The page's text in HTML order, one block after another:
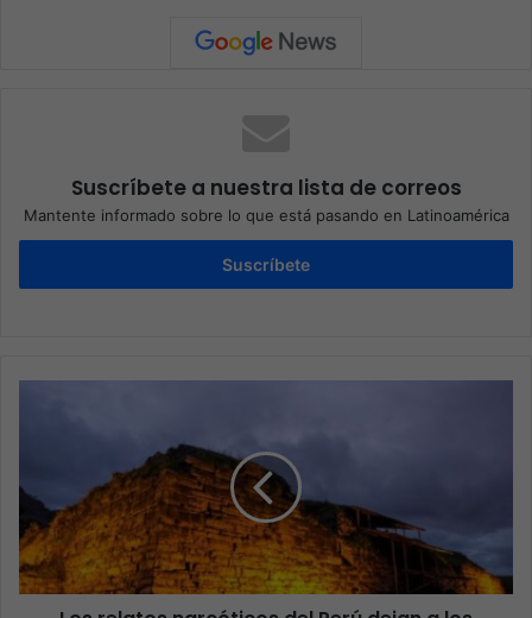
Suscríbete a nuestra lista de correos
Mantente informado sobre lo que está pasando en Latinoamérica
Suscríbete